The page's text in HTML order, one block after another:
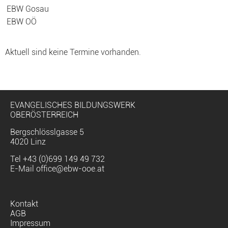
EBW Gosau
EBW OÖ
Aktuell sind keine Termine vorhanden.
EVANGELISCHES BILDUNGSWERK
OBERÖSTERREICH
Bergschlösslgasse 5
4020 Linz
Tel +43 (0)699 149 49 732
E-Mail office@ebw-ooe.at
Navigation
überspringen
Kontakt
AGB
Impressum